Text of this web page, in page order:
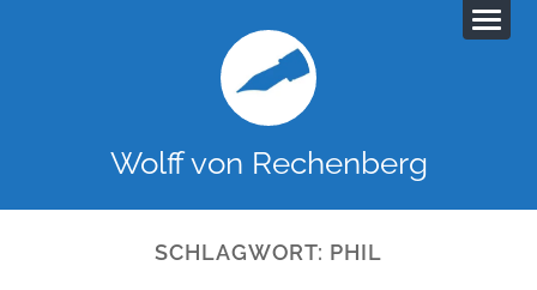
Wolff von Rechenberg
SCHLAGWORT: PHIL